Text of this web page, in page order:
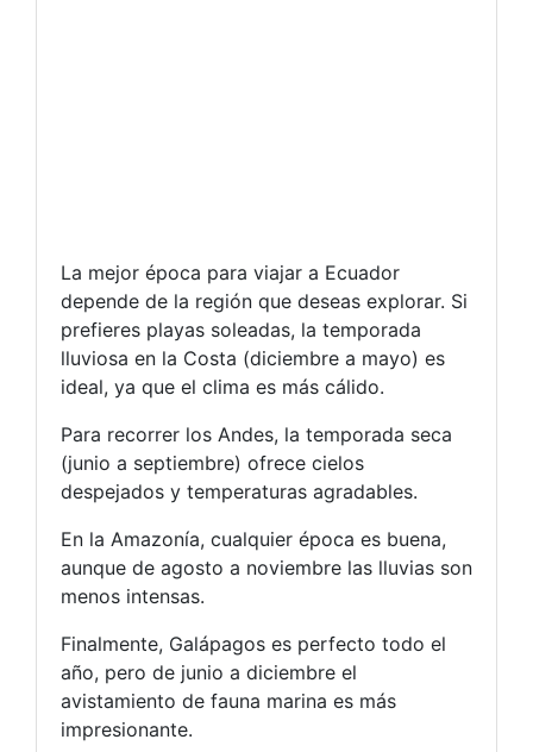
La mejor época para viajar a Ecuador
depende de la región que deseas explorar. Si
prefieres playas soleadas, la temporada
lluviosa en la Costa (diciembre a mayo) es
ideal, ya que el clima es más cálido.
Para recorrer los Andes, la temporada seca
(junio a septiembre) ofrece cielos
despejados y temperaturas agradables.
En la Amazonía, cualquier época es buena,
aunque de agosto a noviembre las lluvias son
menos intensas.
Finalmente, Galápagos es perfecto todo el
año, pero de junio a diciembre el
avistamiento de fauna marina es más
impresionante.